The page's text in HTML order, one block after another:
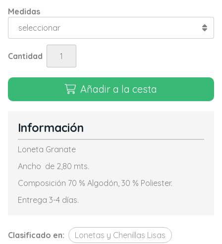
Medidas
Cantidad
Añadir a la cesta
Información
Loneta Granate
Ancho de 2,80 mts.
Composición 70 % Algodón, 30 % Poliester.
Entrega 3-4 días.
Clasificado en: Lonetas y Chenillas Lisas